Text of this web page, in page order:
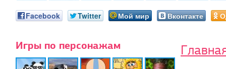
Facebook Twitter Мой мир Вконтакте
Игры по персонажам